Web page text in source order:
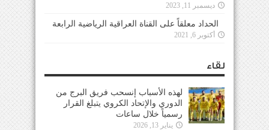
ديسمبر 11, 2023
الحداد معلقاً على القناة العراقية الرياضية الرابعة
أكتوبر 6, 2021
لقاء
لهذه الأسباب إنسحب فريق البرج من
الدوري والإتحاد الكروي يتبلغ القرار
رسمياً خلال ساعات
يناير 13, 2026